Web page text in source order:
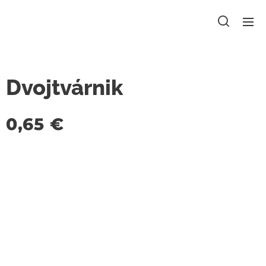
Dvojtvárnik
0,65 €